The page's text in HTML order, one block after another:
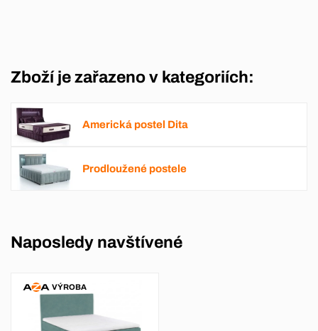
Zboží je zařazeno v kategoriích:
Americká postel Dita
Prodloužené postele
Naposledy navštívené
VÝROBA